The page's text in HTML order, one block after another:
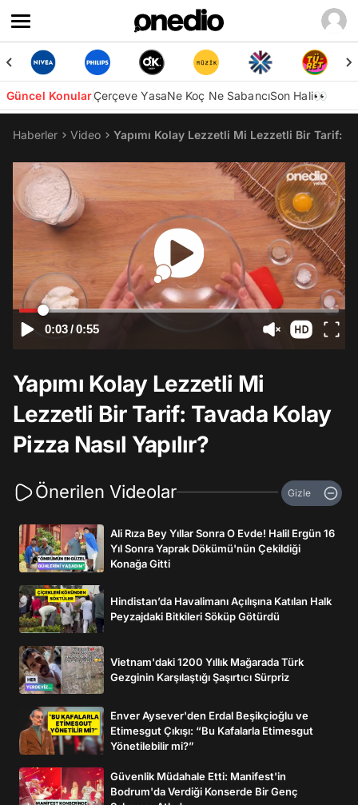
Güncel KonularÇerçeve YasaNe Koç Ne SabancıSon Hali👀
Haberler Video Yapımı Kolay Lezzetli Mi Lezzetli Bir Tarif:
0:03/0:55
Yapımı Kolay Lezzetli Mi
Lezzetli Bir Tarif: Tavada Kolay
Pizza Nasıl Yapılır?
Önerilen Videolar Gizle
Ali Rıza Bey Yıllar Sonra O Evde! Halil Ergün 16
Yıl Sonra Yaprak Dökümü'nün Çekildiği
Konağa Gitti
Hindistan’da Havalimanı Açılışına Katılan Halk
Peyzajdaki Bitkileri Söküp Götürdü
Vietnam'daki 1200 Yıllık Mağarada Türk
Gezginin Karşılaştığı Şaşırtıcı Sürpriz
Enver Aysever'den Erdal Beşikçioğlu ve
Etimesgut Çıkışı: “Bu Kafalarla Etimesgut
Yönetilebilir mi?”
Güvenlik Müdahale Etti: Manifest'in
Bodrum'da Verdiği Konserde Bir Genç